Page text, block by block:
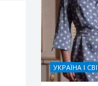
УКРАЇНА І